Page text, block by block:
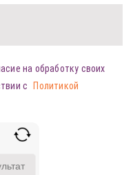
на обработку своих
с
Политикой